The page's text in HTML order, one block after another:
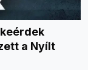
a Nyílt